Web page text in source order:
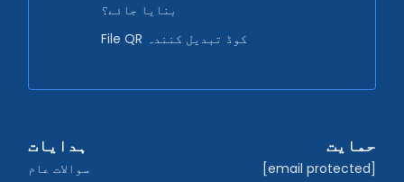
بنایا جائے؟
File QR کوڈ تبدیل کنندہ
ہدایات
سوالات عام
حمایت
[email protected]